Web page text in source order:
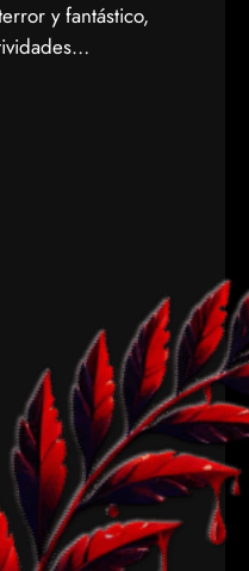
y fantástico,